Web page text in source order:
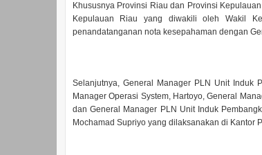
Khususnya Provinsi Riau dan Provinsi
Kepulauan Riau yang diwakili oleh Wakil
penandatanganan nota kesepahaman dengan
Selanjutnya, General Manager PLN Unit Induk
Manager Operasi System, Hartoyo, General
dan General Manager PLN Unit Induk
Mochamad Supriyo yang dilaksanakan di Kantor